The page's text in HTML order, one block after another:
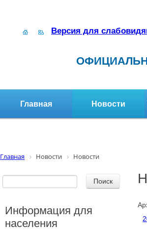
Версия для
Главная Новости
Главная Новости Новости
Информация для
населения